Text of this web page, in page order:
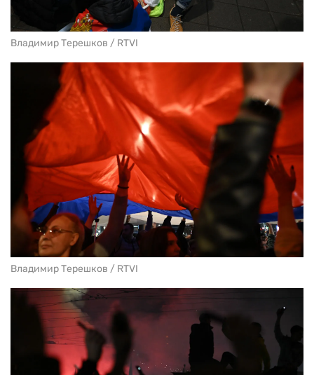
Владимир Терешков / RTVI
Владимир Терешков / RTVI